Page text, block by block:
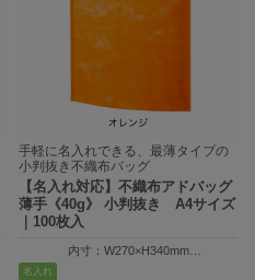
手軽に名入れできる、最薄タイプの
小判抜き不織布バッグ
【名入れ対応】不織布アドバッグ
薄手《40g》 小判抜き A4サイズ
｜100枚入
内寸：W270×H340mm
名入れ